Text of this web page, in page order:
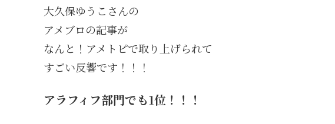
大久保ゆうこさんの
アメブロの記事が
なんと！アメトピで取り上げられて
すごい反響です！！！
アラフィフ部門でも1位！！！